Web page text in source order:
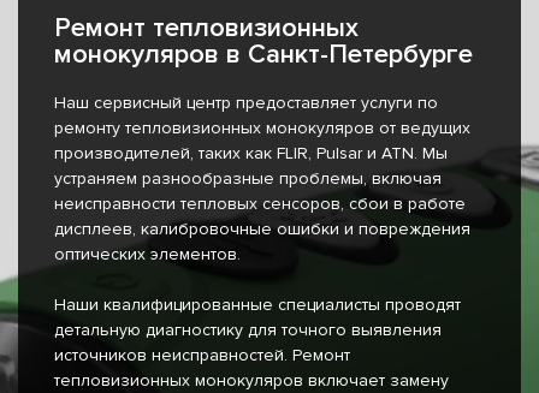
Ремонт тепловизионных
монокуляров в Санкт-Петербурге
Наш сервисный центр предоставляет услуги по
ремонту тепловизионных монокуляров от ведущих
производителей, таких как FLIR, Pulsar и ATN. Мы
устраняем разнообразные проблемы, включая
неисправности тепловых сенсоров, сбои в работе
дисплеев, калибровочные ошибки и повреждения
оптических элементов.
Наши квалифицированные специалисты проводят
детальную диагностику для точного выявления
источников неисправностей. Ремонт
тепловизионных монокуляров включает замену